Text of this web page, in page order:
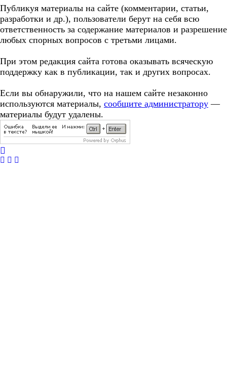
Публикуя материалы на сайте (комментарии, статьи,
разработки и др.), пользователи берут на себя всю
ответственность за содержание материалов и разрешение
любых спорных вопросов с третьми лицами.
При этом редакция сайта готова оказывать всяческую
поддержку как в публикации, так и других вопросах.
Если вы обнаружили, что на нашем сайте незаконно
используются материалы, сообщите администратору —
материалы будут удалены.